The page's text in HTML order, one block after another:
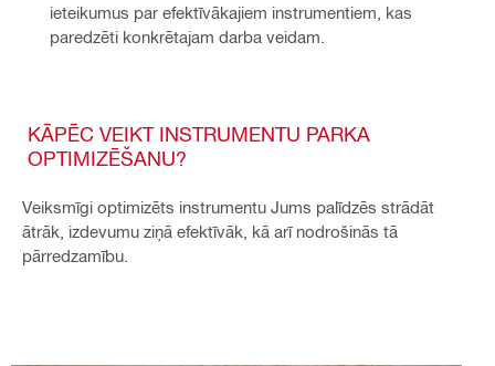
ieteikumus par efektīvākajiem instrumentiem, kas
paredzēti konkrētajam darba veidam.
KĀPĒC VEIKT INSTRUMENTU PARKA
OPTIMIZĒŠANU?
Veiksmīgi optimizēts instrumentu Jums palīdzēs strādāt
ātrāk, izdevumu ziņā efektīvāk, kā arī nodrošinās tā
pārredzamību.